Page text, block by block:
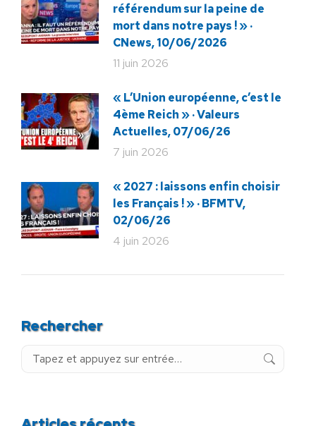
référendum sur la peine de
mort dans notre pays ! » ·
CNews, 10/06/2026
11 juin 2026
« L’Union européenne, c’est le
4ème Reich » · Valeurs
Actuelles, 07/06/26
7 juin 2026
« 2027 : laissons enfin choisir
les Français ! » · BFMTV,
02/06/26
4 juin 2026
Rechercher
Recherche